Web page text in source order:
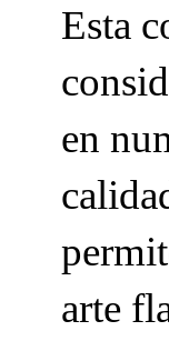
Esta
en
arte